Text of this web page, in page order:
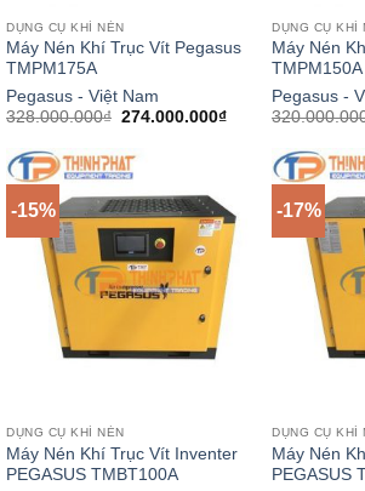
DỤNG CỤ KHÍ NÉN
Máy Nén Khí Trục Vít Pegasus
TMPM175A
Pegasus - Việt Nam
328.000.000₫ Giá
328.000.000₫.
274.000.000₫Giá
274.000.000₫.
DỤNG CỤ KHÍ
Máy Nén
TMPM150A
Pegasus -
-15%
DỤNG CỤ KHÍ NÉN
Máy Nén Khí Trục Vít Inventer
PEGASUS TMBT100A
-17%
DỤNG CỤ KHÍ
Máy Nén
PEGASUS